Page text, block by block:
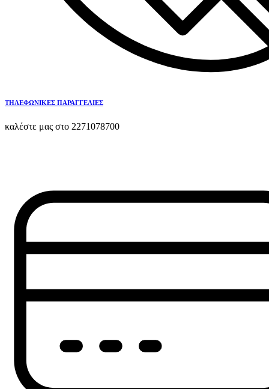
ΤΗΛΕΦΩΝΙΚΕΣ ΠΑΡΑΓΓΕΛΙΕΣ
καλέστε μας στο 2271078700